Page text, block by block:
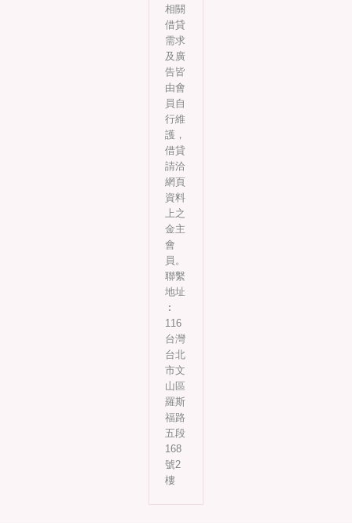
相關
借貸
需求
及廣
告皆
由會
員自
行維
護，
借貸
請洽
網頁
資料
上之
金主
會
員。
聯繫
地址
︰
116
台灣
台北
市文
山區
羅斯
福路
五段
168
號2
樓